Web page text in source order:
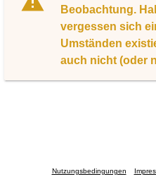
Beobachtung.
vergessen sich
Umständen
auch nicht (oder
Nutzungsbedingungen